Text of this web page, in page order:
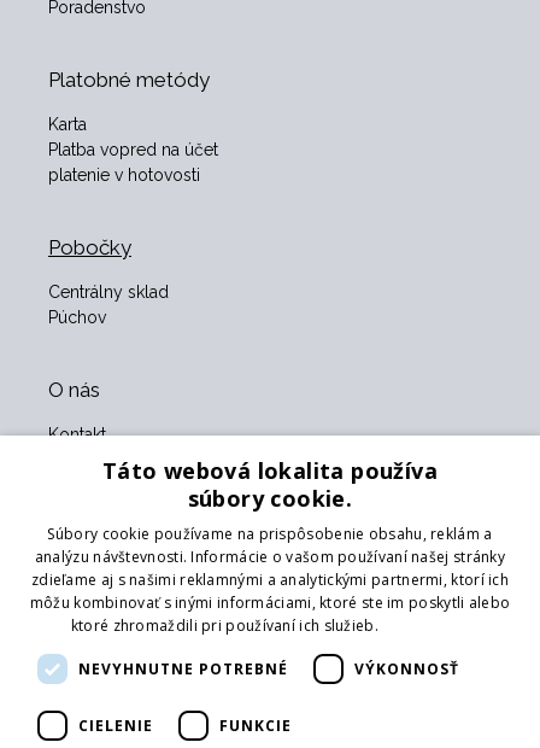
Poradenstvo
Platobné metódy
Karta
Platba vopred na účet
platenie v hotovosti
Pobočky
Centrálny sklad
Púchov
O nás
Kontakt
Obchodné podmienky
Naši partneri
Formulár na vrátenie tovaru
Vrátenie tovaru
Doprava
Sledujte nás
Táto webová lokalita používa
súbory cookie.
Súbory cookie používame na prispôsobenie obsahu, reklám a
analýzu návštevnosti. Informácie o vašom používaní našej stránky
zdieľame aj s našimi reklamnými a analytickými partnermi, ktorí ich
môžu kombinovať s inými informáciami, ktoré ste im poskytli alebo
ktoré zhromaždili pri používaní ich služieb.
NEVYHNUTNE POTREBNÉ VÝKONNOSŤ
CIELENIE FUNKCIE